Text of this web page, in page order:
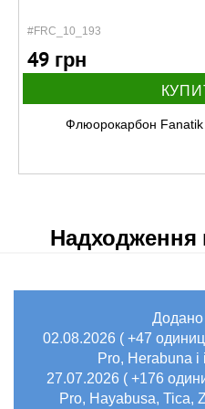
#FRC_10_193
49 грн
Флюорокарбон
#FRC_10_210
52 грн
Надходження
Додано
02.08.2026 ( +47
Pro, Herabuna і
27.07.2026 ( +176
Pro, Hayabusa, Tica,